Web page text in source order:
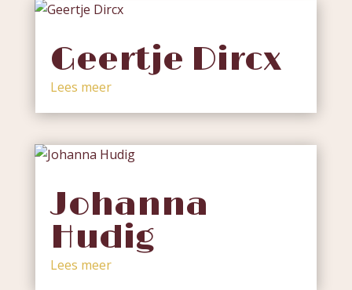
Geertje Dircx
Lees meer
Johanna
Hudig
Lees meer